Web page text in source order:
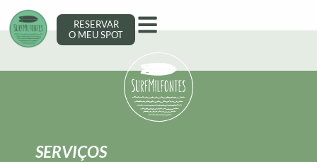
RESERVAR
O MEU SPOT
SERVIÇOS